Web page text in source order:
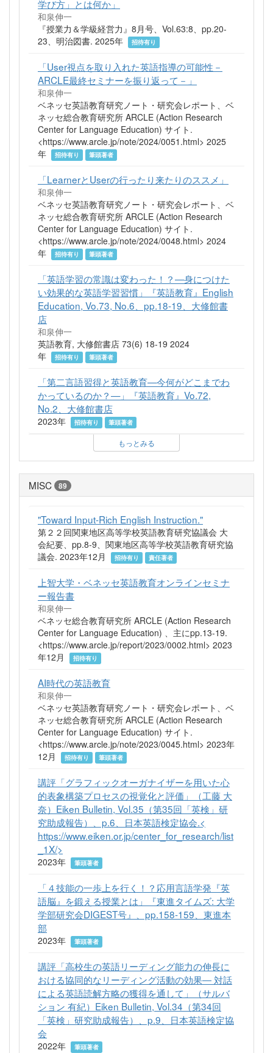
学び方」とは何か」
和泉伸一
『授業力＆学級経営力』8月号、Vol.63:8、pp.20-
23、明治図書. 2025年
招待有り
「User視点を取り入れた英語指導の可能性－
ARCLE最終セミナーを振り返って－」
和泉伸一
ベネッセ英語教育研究ノート・研究会レポート、ベ
ネッセ総合教育研究所 ARCLE (Action Research
Center for Language Education) サイト.
<https://www.arcle.jp/note/2024/0051.html> 2025
年
招待有り 筆頭著者
「LearnerとUserの行ったり来たりのススメ」
和泉伸一
ベネッセ英語教育研究ノート・研究会レポート、ベ
ネッセ総合教育研究所 ARCLE (Action Research
Center for Language Education) サイト.
<https://www.arcle.jp/note/2024/0048.html> 2024
年
招待有り 筆頭著者
「英語学習の常識は変わった！？—身につけた
い効果的な英語学習習慣」『英語教育』English
Education, Vo.73, No.6、pp.18-19、大修館書
店
和泉伸一
英語教育, 大修館書店 73(6) 18-19 2024
年
招待有り 筆頭著者
「第二言語習得と英語教育—今何がどこまでわ
かっているのか？—」『英語教育』Vo.72,
No.2、大修館書店
2023年 招待有り 筆頭著者
もっとみる
MISC 89
"Toward Input-Rich English Instruction."
第２２回関東地区高等学校英語教育研究協議会 大
会紀要、pp.8-9、関東地区高等学校英語教育研究協
議会. 2023年12月
招待有り 責任著者
上智大学・ベネッセ英語教育オンラインセミナ
ー報告書
和泉伸一
ベネッセ総合教育研究所 ARCLE (Action Research
Center for Language Education) 、主にpp.13-19.
<https://www.arcle.jp/report/2023/0002.html> 2023
年12月
招待有り
AI時代の英語教育
和泉伸一
ベネッセ英語教育研究ノート・研究会レポート、ベ
ネッセ総合教育研究所 ARCLE (Action Research
Center for Language Education) サイト.
<https://www.arcle.jp/note/2023/0045.html> 2023年
12月
招待有り 筆頭著者
講評「グラフィックオーガナイザーを用いた心
的表象構築プロセスの視覚化と評価」（工藤 大
奈）Eiken Bulletin, Vol.35（第35回「英検」研
究助成報告）、p.6、日本英語検定協会.<
https://www.eiken.or.jp/center_for_research/list
_1X/>
2023年 筆頭著者
「４技能の一歩上を行く！？応用言語学発『英
語脳』を鍛える授業とは」『東進タイムズ: 大学
学部研究会DIGEST号』、pp.158-159、東進本
部
2023年 筆頭著者
講評「高校生の英語リーディング能力の伸長に
おける協同的なリーディング活動の効果― 対話
による英語読解方略の獲得を通して」（サルバ
ション 有紀）Eiken Bulletin, Vol.34（第34回
「英検」研究助成報告）、p.9、日本英語検定協
会
2022年 筆頭著者